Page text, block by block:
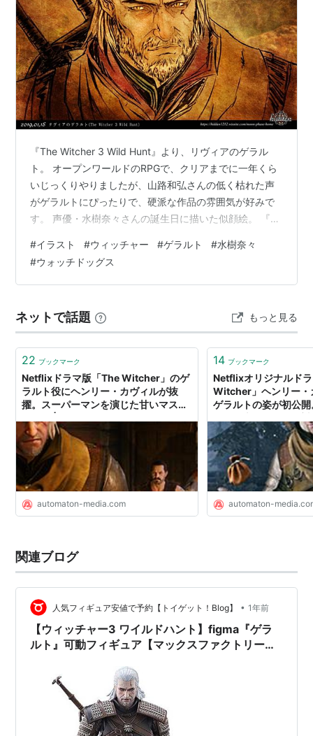
『The Witcher 3 Wild Hunt』より、リヴィアのゲラル
ト。 オープンワールドのRPGで、クリアまでに一年くら
いじっくりやりましたが、山路和弘さんの低く枯れた声
がゲラルトにぴったりで、硬派な作品の雰囲気が好みで
す。 声優・水樹奈々さんの誕生日に描いた似顔絵。 『ウ
コナミ時代から小島秀夫監督の秘書をされています。 創
作物語『夜明けの続唱歌』より。 知っている人は、ある
人がモデル、ということがすぐにわかると思います。 こ
新イラスト 創作活動まとめは FANBOXに投…
#イラスト #ウィッチャー #ゲラルト #水樹奈々
#ウォッチドッグス
ネットで話題 もっと見る
22 ブックマーク
Netflixドラマ版「The Witcher」のゲ
ラルト役にヘンリー・カヴィルが抜
擢。スーパーマンを演じた甘いマスク
automaton-media.com
14 ブックマーク
Netflixオリジナルド
Witcher」ヘンリー・
ゲラルトの姿が初公
AUTOMATON
automaton-
関連ブログ
人気フィギュア安値で予約【トイゲット！Blog】 • 1年前
【ウィッチャー3 ワイルドハント】figma『ゲラ
ルト』可動フィギュア【マックスファクトリー】